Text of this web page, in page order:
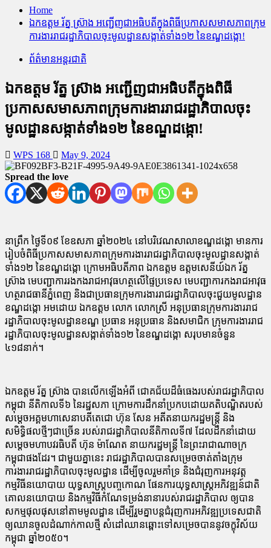
Home
ឯកឧត្តម រ័ត្ន ស្រ៊ាង អញ្ជើញជាអធិបតីក្នុងពិធីប្រកាសសមាសភាពក្រុម
ការងាររាជរដ្ឋាភិបាលចុះមូលដ្ឋានសង្កាត់ទាំង១២ នៃខណ្ឌដង្កោ!
ព័ត៌មានអន្តរជាតិ
ឯកឧត្តម រ័ត្ន ស្រ៊ាង អញ្ជើញជាអធិបតីក្នុងពិធី
ប្រកាសសមាសភាពក្រុមការងាររាជរដ្ឋាភិបាលចុះ
មូលដ្ឋានសង្កាត់ទាំង១២ នៃខណ្ឌដង្កោ!
WPS 168 May 9, 2024
Spread the love
នាព្រឹក ថ្ងៃទី០៩ ខែឧសភា ឆ្នាំ២០២៤ នៅបរិវេណសាលាខណ្ឌដង្កោ មានការ
រៀបចំពិធីប្រកាសសមាសភាពក្រុមការងាររាជរដ្ឋាភិបាលចុះមូលដ្ឋានសង្កាត់
ទាំង១២ នៃខណ្ឌដង្កោ ក្រោមអធិបតីភាព ឯកឧត្តម ឧត្តមសេនីយ៍ឯក រ័ត្ន
ស្រ៊ាង មេបញ្ជាការរងកងរាជអាវុធហត្ថលើផ្ទៃប្រទេស មេបញ្ជាការកងរាជអាវុធ
ហត្ថរាជធានីភ្នំពេញ និងជាប្រធានក្រុមការងាររាជរដ្ឋាភិបាលចុះជួយមូលដ្ឋាន
ខណ្ឌដង្កោ អមដោយ ឯកឧត្តម លោក លោកស្រី អនុប្រធានក្រុមការងាររាជ
រដ្ឋាភិបាលចុះមូលដ្ឋានខណ្ឌ ប្រធាន អនុប្រធាន និងសមាជិក ក្រុមការងាររាជ
រដ្ឋាភិបាលចុះមូលដ្ឋានសង្កាត់ទាំង១២ នៃខណ្ឌដង្កោ សរុបមានចំនួន
៤១៨នាក់។
ឯកឧត្តម រ័ត្ន ស្រ៊ាង បានលើកឡើងអំពី ជោគជ័យដ៏ធំធេងរបស់រាជរដ្ឋាភិបាល
កម្ពុជា នីតិកាលទី៦ នៃរដ្ឋសភា ក្រោមការដឹកនាំប្រកបដោយគតិបណ្ឌិតរបស់
សម្ដេចអគ្គមហាសេនាបតីតេជោ ហ៊ុន សែន អតីតនាយករដ្ឋមន្ត្រី និង
សមិទ្ធិផលថ្មីៗជាច្រើន របស់រាជរដ្ឋាភិបាលនីតិកាលទី៧ ដែលដឹកនាំដោយ
សម្ដេចមហាបវរធិបតី ហ៊ុន ម៉ាណែត នាយករដ្ឋមន្ត្រី នៃព្រះរាជាណាចក្រ
កម្ពុជាផងដែរ។ ជាមួយគ្នានេះ រាជរដ្ឋាភិបាលបានសម្រេចចាត់តាំងក្រុម
ការងាររាជរដ្ឋាភិបាលចុះមូលដ្ឋាន ដើម្បីចូលរួមគាំទ្រ និងជំរុញការអនុវត្ត
កម្មវិធីនយោបាយ យុទ្ធសាស្ត្របញ្ចកោណ ផែនការយុទ្ធសាស្ត្រអភិវឌ្ឍន៍ជាតិ
គោលនយោបាយ និងកម្មវិធីកំណែទម្រង់នានារបស់រាជរដ្ឋាភិបាល ឲ្យបាន
សកម្មផុលផុសនៅតាមមូលដ្ឋាន ដើម្បីរួមគ្នាបន្តជំរុញការអភិវឌ្ឍប្រទេសជាតិ
ឲ្យឈានចូលដំណាក់កាលថ្មី សំដៅឈានឆ្ពោះទៅសម្រេចបាននូវចក្ខុវិស័យ
កម្ពុជា ឆ្នាំ២០៥០។